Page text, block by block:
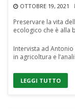
OTTOBRE 19, 2021
Preservare la vita
ecologico che è alla
Intervista ad
in agricoltura e
LEGGI TUTTO